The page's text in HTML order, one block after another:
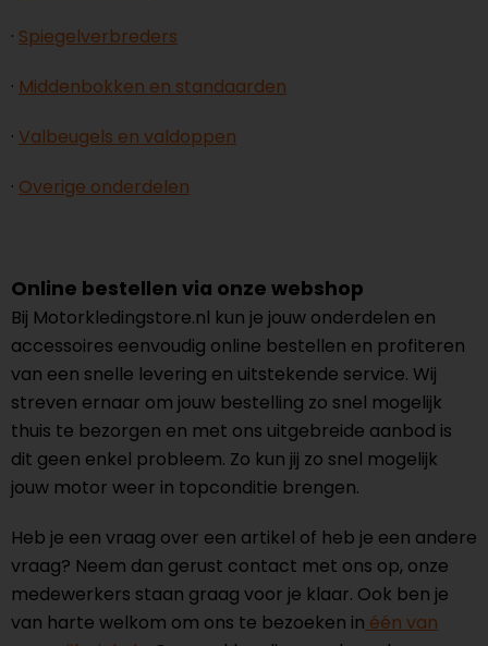
· Spiegelverbreders
· Middenbokken en standaarden
· Valbeugels en valdoppen
· Overige onderdelen
Online bestellen via onze webshop
Bij Motorkledingstore.nl kun je jouw onderdelen en
accessoires eenvoudig online bestellen en profiteren
van een snelle levering en uitstekende service. Wij
streven ernaar om jouw bestelling zo snel mogelijk
thuis te bezorgen en met ons uitgebreide aanbod is
dit geen enkel probleem. Zo kun jij zo snel mogelijk
jouw motor weer in topconditie brengen.
Heb je een vraag over een artikel of heb je een andere
vraag? Neem dan gerust contact met ons op, onze
medewerkers staan graag voor je klaar. Ook ben je
van harte welkom om ons te bezoeken in één van